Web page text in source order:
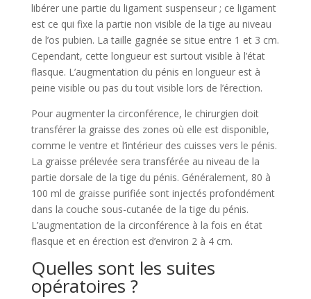
libérer une partie du ligament suspenseur ; ce ligament
est ce qui fixe la partie non visible de la tige au niveau
de l’os pubien. La taille gagnée se situe entre 1 et 3 cm.
Cependant, cette longueur est surtout visible à l’état
flasque. L’augmentation du pénis en longueur est à
peine visible ou pas du tout visible lors de l’érection.
Pour augmenter la circonférence, le chirurgien doit
transférer la graisse des zones où elle est disponible,
comme le ventre et l’intérieur des cuisses vers le pénis.
La graisse prélevée sera transférée au niveau de la
partie dorsale de la tige du pénis. Généralement, 80 à
100 ml de graisse purifiée sont injectés profondément
dans la couche sous-cutanée de la tige du pénis.
L’augmentation de la circonférence à la fois en état
flasque et en érection est d’environ 2 à 4 cm.
Quelles sont les suites
opératoires ?